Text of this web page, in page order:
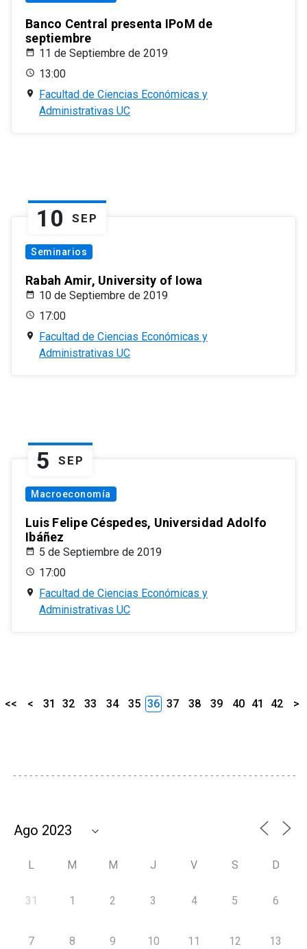
Banco Central presenta IPoM de
septiembre
11 de Septiembre de 2019
13:00
Facultad de Ciencias Económicas y
Administrativas UC
10 SEP
Seminarios
Rabah Amir, University of Iowa
10 de Septiembre de 2019
17:00
Facultad de Ciencias Económicas y
Administrativas UC
5 SEP
Macroeconomía
Luis Felipe Céspedes, Universidad Adolfo
Ibáñez
5 de Septiembre de 2019
17:00
Facultad de Ciencias Económicas y
Administrativas UC
<< < 31 32 33 34 35 36 37 38 39 40 41 42 >
L M M J V S D
31 1 2 3 4 5 6
7 8 9 10 11 12 13